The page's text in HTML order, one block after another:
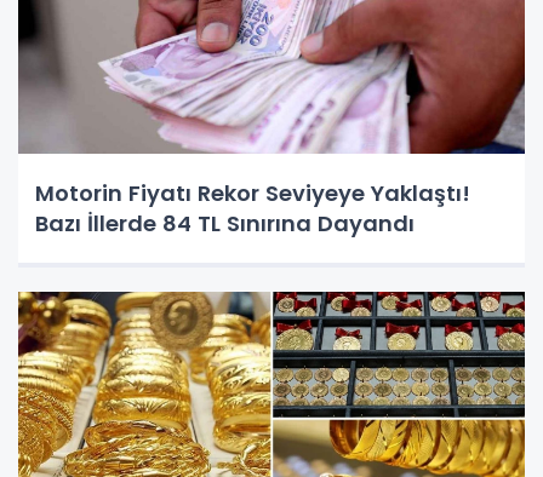
Motorin Fiyatı Rekor Seviyeye Yaklaştı!
Bazı İllerde 84 TL Sınırına Dayandı